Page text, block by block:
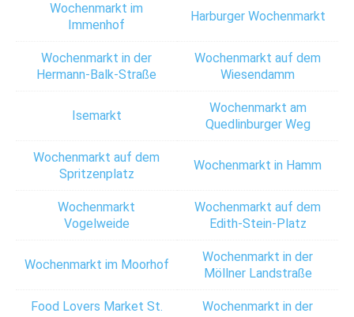
Wochenmarkt im
Immenhof
Harburger Wochenmarkt
Wochenmarkt in der
Hermann-Balk-Straße
Wochenmarkt auf dem
Wiesendamm
Isemarkt
Wochenmarkt am
Quedlinburger Weg
Wochenmarkt auf dem
Spritzenplatz
Wochenmarkt in Hamm
Wochenmarkt
Vogelweide
Wochenmarkt auf dem
Edith-Stein-Platz
Wochenmarkt im Moorhof
Wochenmarkt in der
Möllner Landstraße
Food Lovers Market St.
Wochenmarkt in der